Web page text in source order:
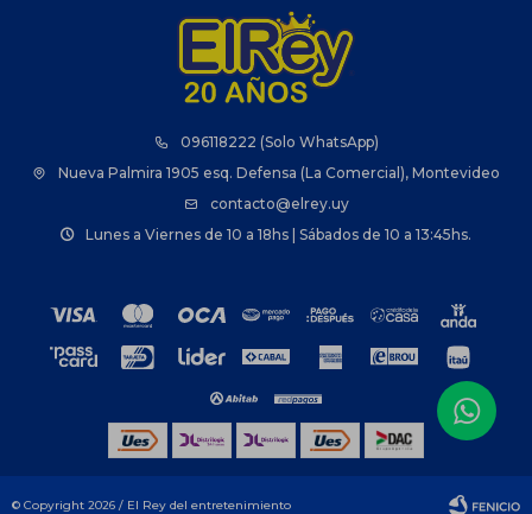
096118222 (Solo WhatsApp)
Nueva Palmira 1905 esq. Defensa (La Comercial), Montevideo
contacto@elrey.uy
Lunes a Viernes de 10 a 18hs | Sábados de 10 a 13:45hs.
© Copyright 2026 / El Rey del entretenimiento